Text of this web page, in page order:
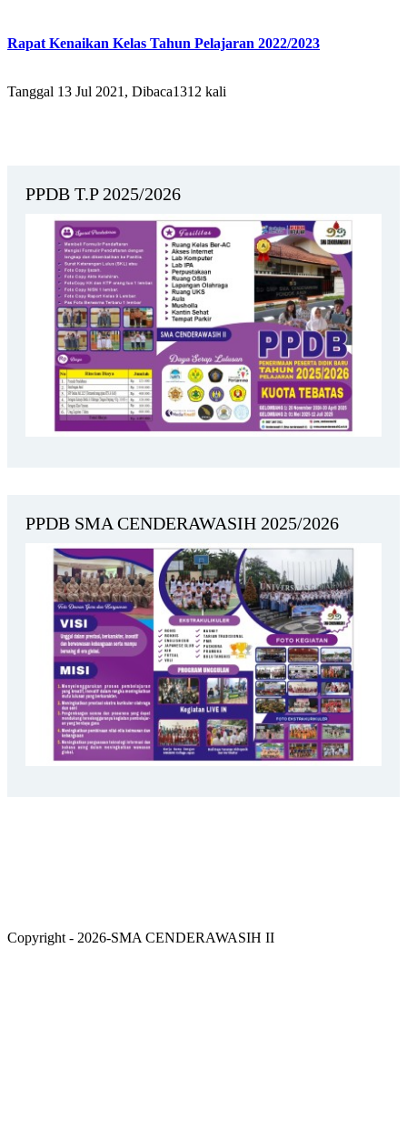
Rapat Kenaikan Kelas Tahun Pelajaran 2022/2023
Tanggal 13 Jul 2021, Dibaca1312 kali
PPDB T.P 2025/2026
PPDB SMA CENDERAWASIH 2025/2026
Copyright - 2026-SMA CENDERAWASIH II